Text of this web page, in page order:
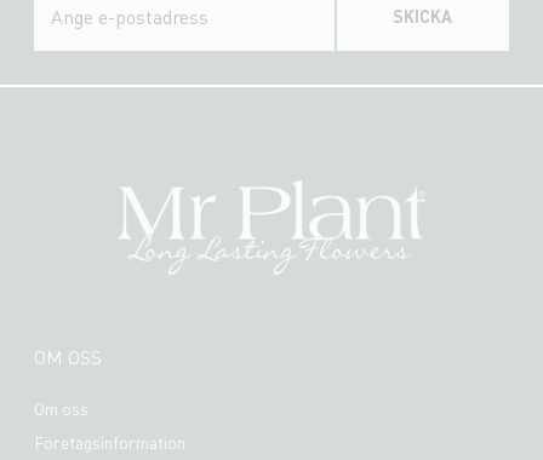
SKICKA
OM OSS
Om oss
Företagsinformation